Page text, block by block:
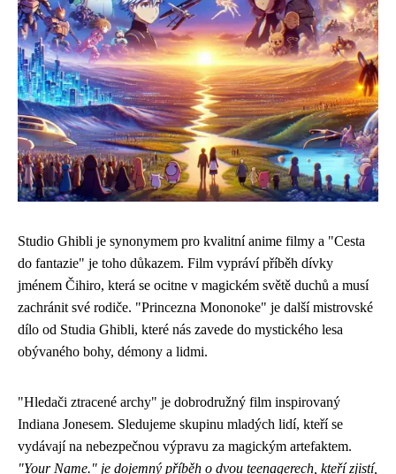
Studio Ghibli je synonymem pro kvalitní anime filmy a "Cesta
do fantazie" je toho důkazem. Film vypráví příběh dívky
jménem Čihiro, která se ocitne v magickém světě duchů a musí
zachránit své rodiče. "Princezna Mononoke" je další mistrovské
dílo od Studia Ghibli, které nás zavede do mystického lesa
obývaného bohy, démony a lidmi.
"Hledači ztracené archy" je dobrodružný film inspirovaný
Indiana Jonesem. Sledujeme skupinu mladých lidí, kteří se
vydávají na nebezpečnou výpravu za magickým artefaktem.
"Your Name." je dojemný příběh o dvou teenagerech, kteří zjistí,